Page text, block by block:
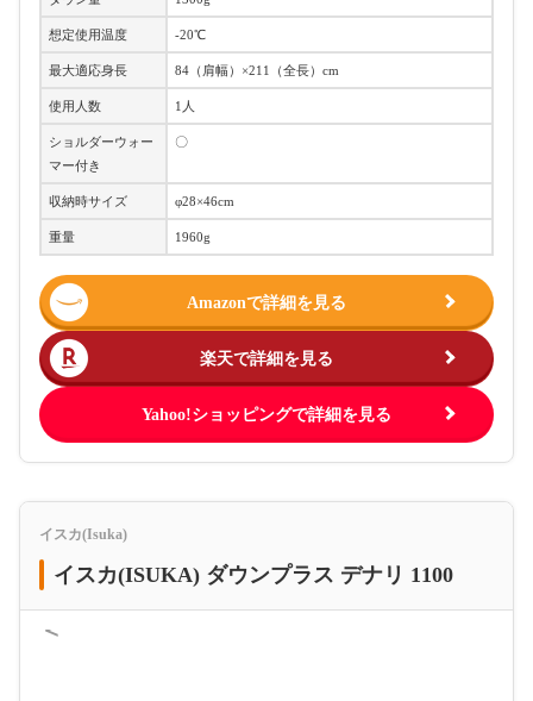
想定使用温度 -20℃
最大適応身長 84（肩幅）×211（全長）cm
使用人数 1人
ショルダーウォー
マー付き
〇
収納時サイズ φ28×46cm
重量 1960g
Amazonで詳細を見る
楽天で詳細を見る
Yahoo!ショッピングで詳細を見る
イスカ(Isuka)
イスカ(ISUKA) ダウンプラス デナリ 1100
＜